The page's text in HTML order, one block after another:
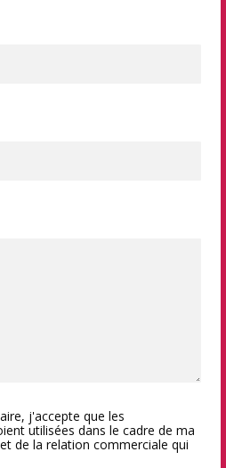
j'accepte que les
utilisées dans le cadre de ma
de la relation commerciale qui